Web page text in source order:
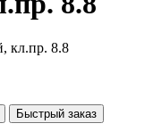
Быстрый заказ